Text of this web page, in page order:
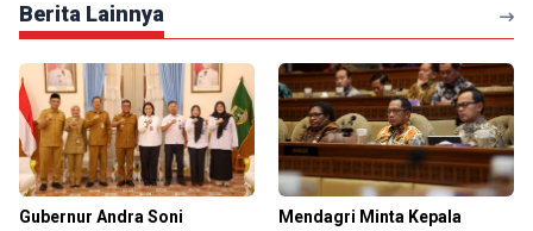
Berita Lainnya
Gubernur Andra Soni
Mendagri Minta Kepala